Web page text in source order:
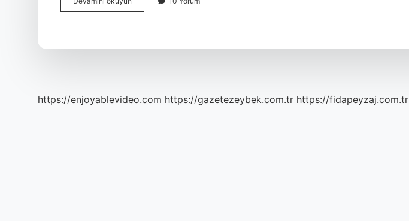
steel
https://enjoyablevideo.com https://gazetezeybek.com.tr https://fidapeyzaj.com.tr